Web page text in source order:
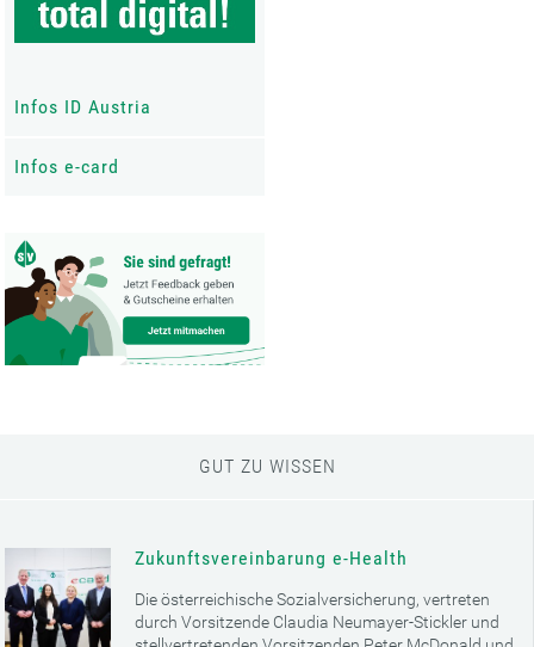
Infos ID Austria
Infos e-card
GUT ZU WISSEN
Zukunftsvereinbarung e-Health
Die österreichische Sozialversicherung, vertreten
durch Vorsitzende Claudia Neumayer-Stickler und